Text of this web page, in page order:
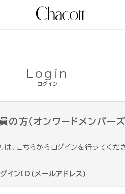
ログイン
Login
の方（オンワードメンバーズ
、こちらからログインを行ってくだ
グインID(メールアドレス)